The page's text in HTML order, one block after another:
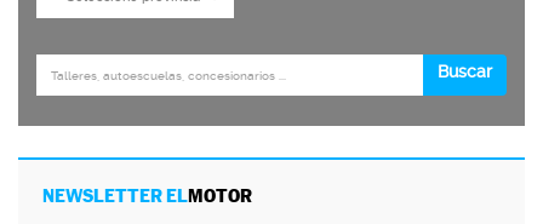
NEWSLETTER ELMOTOR